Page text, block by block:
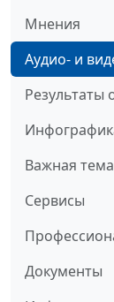
Мнения
Аудио- и
Результаты
Важная тема
Сервисы
Документы